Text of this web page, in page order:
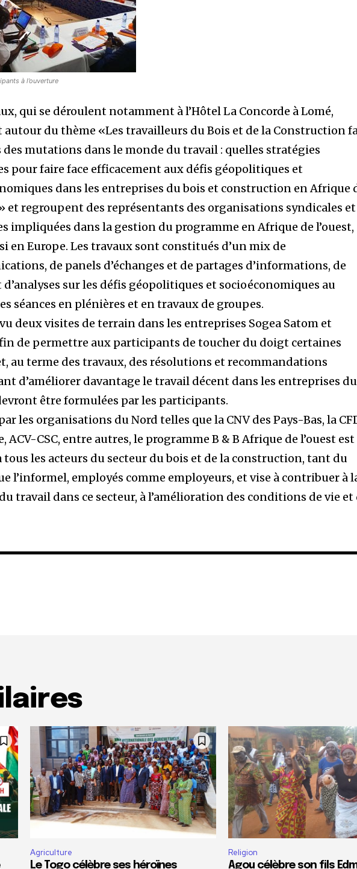
à l’ouverture
qui se déroulent notamment à l’Hôtel La Concorde à Lomé,
du thème «Les travailleurs du Bois et de la Construction
des mutations dans le monde du travail : quelles stratégies
pour faire face efficacement aux défis géopolitiques et
dans les entreprises du bois et construction en Afrique
» et regroupent des représentants des organisations syndicales et
impliquées dans la gestion du programme en Afrique de l’ouest,
en Europe. Les travaux sont constitués d’un mix de
de panels d’échanges et de partages d’informations, de
d’analyses sur les défis géopolitiques et socioéconomiques au
séances en plénières et en travaux de groupes.
deux visites de terrain dans les entreprises Sogea Satom et
de permettre aux participants de toucher du doigt certaines
au terme des travaux, des résolutions et recommandations
d’améliorer davantage le travail décent dans les entreprises du
être formulées par les participants.
les organisations du Nord telles que la CNV des Pays-Bas, la
ACV-CSC, entre autres, le programme B & B Afrique de l’ouest est
tous les acteurs du secteur du bois et de la construction, tant du
l’informel, employés comme employeurs, et vise à contribuer à
travail dans ce secteur, à l’amélioration des conditions de vie et
Agriculture
Le Togo célèbre ses héroïnes
Religion
Agou célèbre son fils